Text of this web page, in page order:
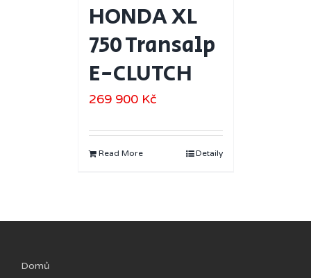
HONDA XL
750 Transalp
E-CLUTCH
269 900 Kč
Read More Detaily
Domů